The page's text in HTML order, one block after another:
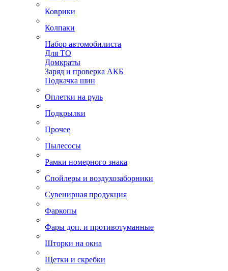
Коврики
Колпаки
Набор автомобилиста
Для ТО
Домкраты
Заряд и проверка АКБ
Подкачка шин
Оплетки на руль
Подкрылки
Прочее
Пылесосы
Рамки номерного знака
Спойлеры и воздухозаборники
Сувенирная продукция
Фаркопы
Фары доп. и противотуманные
Шторки на окна
Щетки и скребки